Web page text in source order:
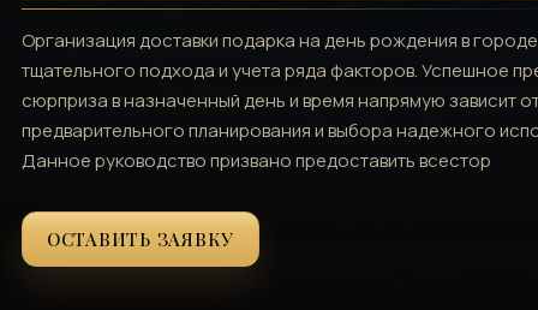
Организация доставки подарка на день рождения в
тщательного подхода и учета ряда факторов. Успешное
сюрприза в назначенный день и время напрямую зависит
предварительного планирования и выбора надежного
Данное руководство призвано предоставить всестор
ОСТАВИТЬ ЗАЯВКУ